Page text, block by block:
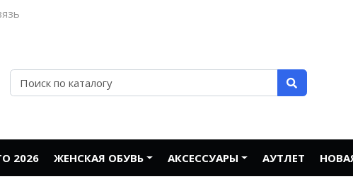
2026 ЖЕНСКАЯ ОБУВЬ АКСЕССУАРЫ АУТЛЕТ